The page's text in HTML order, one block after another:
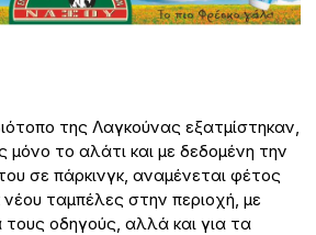
της Λαγκούνας εξατμίστηκαν,
μόνο το αλάτι και με δεδομένη την
σε πάρκινγκ, αναμένεται φέτος
ταμπέλες στην περιοχή, με
τους οδηγούς, αλλά και για τα